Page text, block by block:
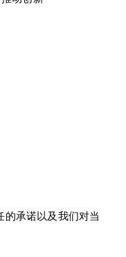
承诺以及我们对当